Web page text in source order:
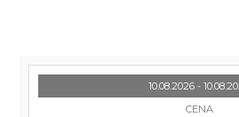
10.08.2026 -
CENA